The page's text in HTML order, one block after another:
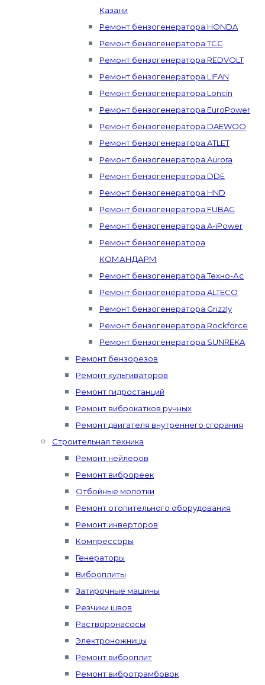
Казани
Ремонт бензогенератора HONDA
Ремонт бензогенератора ТСС
Ремонт бензогенератора REDVOLT
Ремонт бензогенератора LIFAN
Ремонт бензогенератора Loncin
Ремонт бензогенератора EuroPower
Ремонт бензогенератора DAEWOO
Ремонт бензогенератора ATLET
Ремонт бензогенератора Aurora
Ремонт бензогенератора DDE
Ремонт бензогенератора HND
Ремонт бензогенератора FUBAG
Ремонт бензогенератора A-iPower
Ремонт бензогенератора
КОМАНДАРМ
Ремонт бензогенератора Техно-Ас
Ремонт бензогенератора ALTECO
Ремонт бензогенератора Grizzly
Ремонт бензогенератора Rockforce
Ремонт бензогенератора SUNREKA
Ремонт бензорезов
Ремонт культиваторов
Ремонт гидростанций
Ремонт виброкатков ручных
Ремонт двигателя внутреннего сгорания
Строительная техника
Ремонт нейлеров
Ремонт виброреек
Отбойные молотки
Ремонт отопительного оборудования
Ремонт инверторов
Компрессоры
Генераторы
Виброплиты
Затирочные машины
Резчики швов
Растворонасосы
Электроножницы
Ремонт виброплит
Ремонт вибротрамбовок